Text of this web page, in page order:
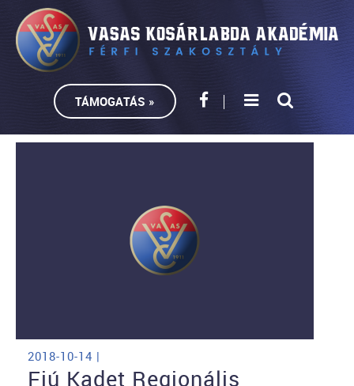
TÁMOGATÁS »
2018-10-14 |
Fiú Kadet Regionális